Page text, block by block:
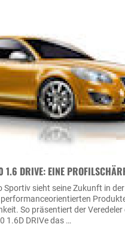
1.6 DRIVE: EINE
Sportiv sieht seine Zukunft in der
So präsentiert der
1.6D DRIVe das …